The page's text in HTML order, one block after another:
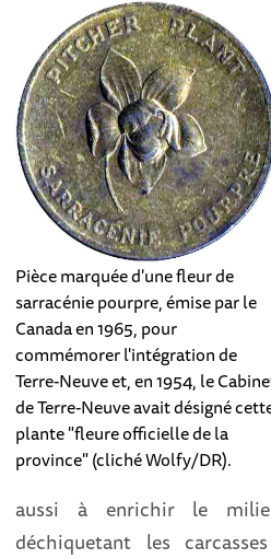
Pièce marquée d'une fleur de
sarracénie pourpre, émise par le
Canada en 1965, pour
commémorer l'intégration de
Terre-Neuve et, en 1954, le
de Terre-Neuve avait désigné
plante "fleure officielle de la
province" (cliché Wolfy/DR).
aussi à enrichir le
déchiquetant les